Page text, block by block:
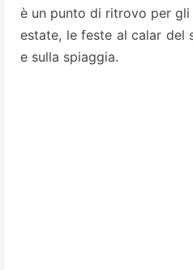
è un punto di ritrovo per gli
estate, le feste al calar del
e sulla spiaggia.